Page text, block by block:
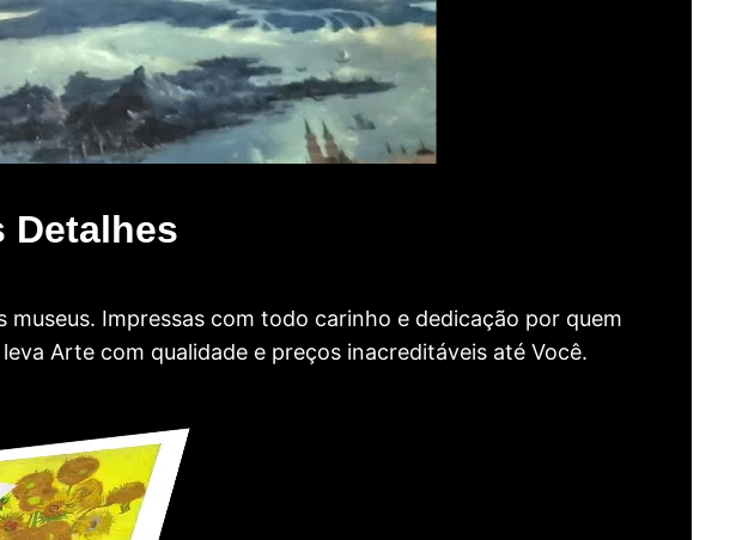
Detalhes
Impressas com todo carinho e dedicação por quem
Arte com qualidade e preços inacreditáveis até Você.